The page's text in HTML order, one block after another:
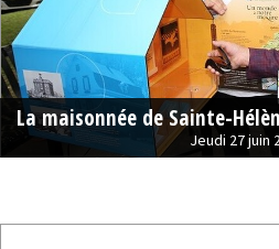
La maisonnée de Sainte-
Jeudi 27 juin